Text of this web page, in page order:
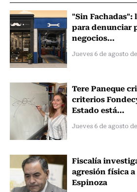
"Sin
para denunciar
negocios...
Jueves 6 de agosto
Tere Paneque
criterios
Estado está...
Jueves 6 de agosto
Fiscalía
agresión física
Espinoza